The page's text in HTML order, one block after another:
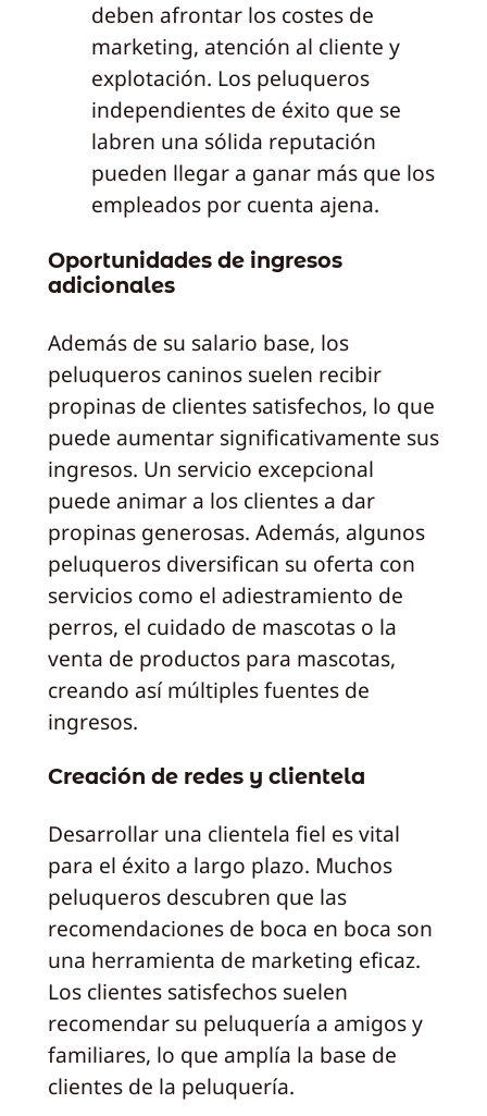
deben afrontar los costes de
marketing, atención al cliente y
explotación. Los peluqueros
independientes de éxito que se
labren una sólida reputación
pueden llegar a ganar más que los
empleados por cuenta ajena.
Oportunidades de ingresos
adicionales
Además de su salario base, los
peluqueros caninos suelen recibir
propinas de clientes satisfechos, lo que
puede aumentar significativamente sus
ingresos. Un servicio excepcional
puede animar a los clientes a dar
propinas generosas. Además, algunos
peluqueros diversifican su oferta con
servicios como el adiestramiento de
perros, el cuidado de mascotas o la
venta de productos para mascotas,
creando así múltiples fuentes de
ingresos.
Creación de redes y clientela
Desarrollar una clientela fiel es vital
para el éxito a largo plazo. Muchos
peluqueros descubren que las
recomendaciones de boca en boca son
una herramienta de marketing eficaz.
Los clientes satisfechos suelen
recomendar su peluquería a amigos y
familiares, lo que amplía la base de
clientes de la peluquería.